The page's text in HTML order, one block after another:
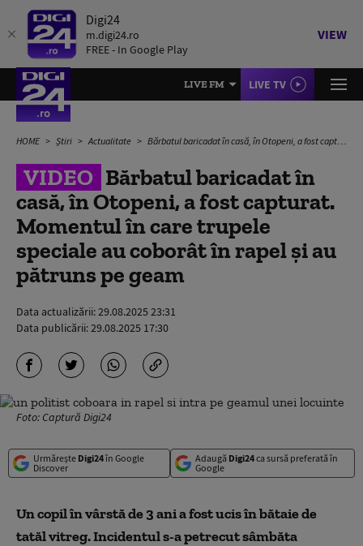
Digi24
m.digi24.ro
FREE - In Google Play
VIEW
LIVE FM LIVE TV
HOME Știri Actualitate Bărbatul baricadat în casă, în Otopeni, a fost capturat. Momentul în care trupele speciale au coborât în rapel și au pătruns pe geam
VIDEO Bărbatul baricadat în
casă, în Otopeni, a fost capturat.
Momentul în care trupele
speciale au coborât în rapel și au
pătruns pe geam
Data actualizării:29.08.2025 23:31
Data publicării:29.08.2025 17:30
Foto: Captură Digi24
Urmărește Digi24în Google
Discover
Adaugă Digi24ca sursă preferată în
Google
Un copil în vârstă de 3 ani a fost ucis în bătaie de
tatăl vitreg. Incidentul s-a petrecut sâmbăta